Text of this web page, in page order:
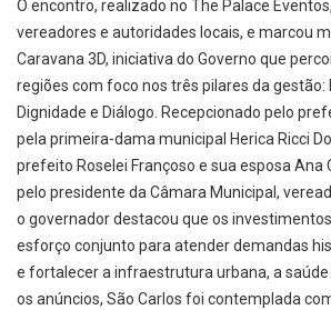
O encontro, realizado no The Palace
vereadores e autoridades locais, e marcou
Caravana 3D, iniciativa do Governo que
regiões com foco nos três pilares da gestão:
Dignidade e Diálogo. Recepcionado pelo
pela primeira-dama municipal Herica Ricci
prefeito Roselei Françoso e sua esposa Ana
pelo presidente da Câmara Municipal,
o governador destacou que os
esforço conjunto para atender demandas
e fortalecer a infraestrutura urbana, a saúde
os anúncios, São Carlos foi contemplada